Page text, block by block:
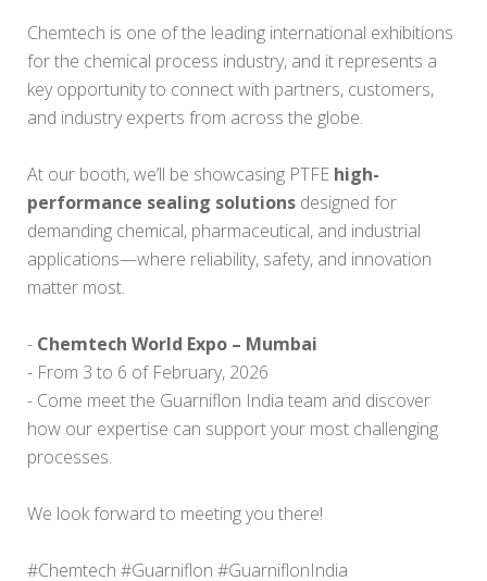
Chemtech is one of the leading international exhibitions
for the chemical process industry, and it represents a
key opportunity to connect with partners, customers,
and industry experts from across the globe.
At our booth, we’ll be showcasing PTFE high-
performance sealing solutions designed for
demanding chemical, pharmaceutical, and industrial
applications—where reliability, safety, and innovation
matter most.
- Chemtech World Expo – Mumbai
- From 3 to 6 of February, 2026
- Come meet the Guarniflon India team and discover
how our expertise can support your most challenging
processes.
We look forward to meeting you there!
#Chemtech #Guarniflon #GuarniflonIndia